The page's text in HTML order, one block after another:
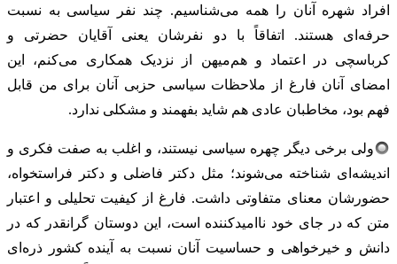
افراد شهره آنان را همه می‌شناسیم. چند نفر سیاسی به نسبت
حرفه‌ای هستند. اتفاقاً با دو نفرشان یعنی آقایان حضرتی و
کرباسچی در اعتماد و هم‌میهن از نزدیک همکاری می‌کنم، این
امضای آنان فارغ از ملاحظات سیاسی حزبی آنان برای من قابل
فهم بود، مخاطبان عادی هم شاید بفهمند و مشکلی ندارد.
ولی برخی دیگر چهره سیاسی نیستند، و اغلب به صفت فکری و
اندیشه‌ای شناخته می‌شوند؛ مثل دکتر فاضلی و دکتر فراستخواه،
حضورشان معنای متفاوتی داشت. فارغ از کیفیت تحلیلی و اعتبار
متن که در جای خود ناامیدکننده است، این دوستان گرانقدر که در
دانش و خیرخواهی و حساسیت آنان نسبت به آینده کشور ذره‌ای